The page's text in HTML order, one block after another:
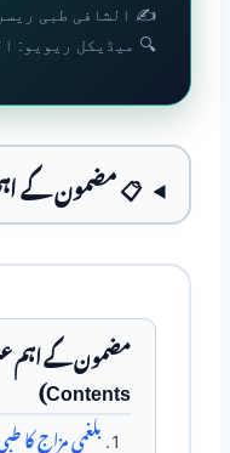
✍️ الشافی طبی
🔍 میڈیکل ریویو:
📋 مضمون کے
Contents)
بلغمی مزاج کا